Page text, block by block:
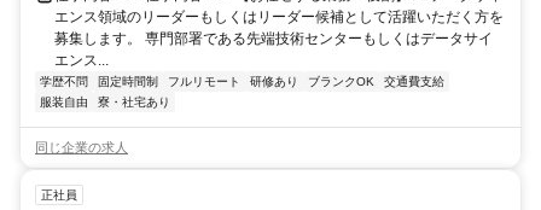
エンス領域のリーダーもしくはリーダー候補として活躍いただく方を
募集します。 専門部署である先端技術センターもしくはデータサイ
エンス...
学歴不問 固定時間制 フルリモート 研修あり ブランクOK
交通費支給
服装自由
寮・社宅あり
同じ企業の求人
正社員